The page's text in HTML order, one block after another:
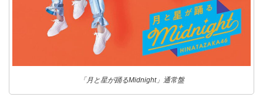
「月と星が踊るMidnight」通常盤